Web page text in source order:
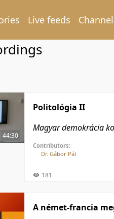
Live feeds
44:30
Politológia II
Magyar demokrácia
Contributors:
Dr. Gábor Pál
181
A német-francia